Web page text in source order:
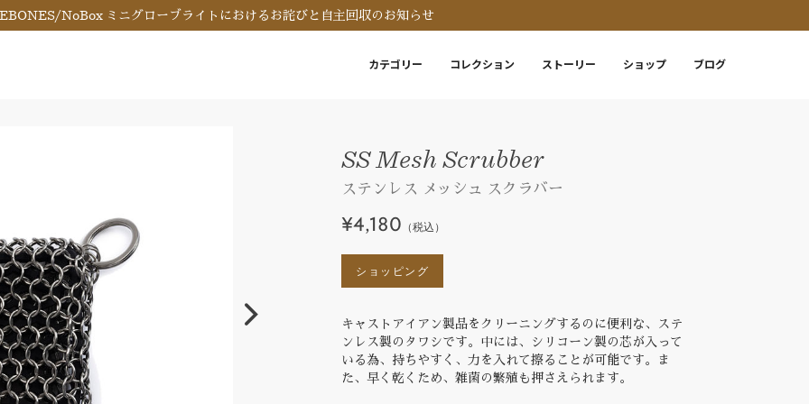
NoBox ミニグローブライトにおけるお詫びと自主回収のお知らせ
カテゴリー コレクション ストーリー ショップ ブログ
SS Mesh Scrubber
ステンレス メッシュ スクラバー
¥4,180 （税込）
ショッピング
キャストアイアン製品をクリーニングするのに便利な、ステ
ンレス製のタワシです。中には、シリコーン製の芯が入って
いる為、持ちやすく、力を入れて擦ることが可能です。ま
た、早く乾くため、雑菌の繁殖も押さえられます。